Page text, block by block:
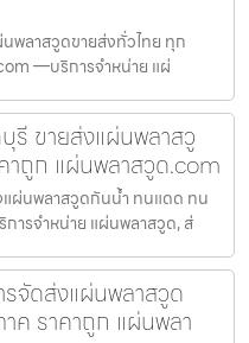
พลาสวูดขายส่งทั่วไทย ทุก
—บริการจำหน่าย แผ่
รี ขายส่งแผ่นพลาสวู
ถูก แผ่นพลาสวูด.com
ผ่นพลาสวูดกันน้ำ ทนแดด ทน
ารจำหน่าย แผ่นพลาสวูด, ส่
จัดส่งแผ่นพลาสวูด
ค ราคาถูก แผ่นพลา